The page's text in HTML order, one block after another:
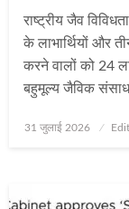
राष्ट्रीय जैव
के लाभार्थियों और
करने वालों को 24
बहुमूल्य जैविक
Posted
31 जुलाई 2026